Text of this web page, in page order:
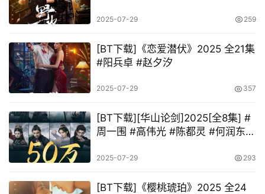
2025-07-29 259
[BT下载]《恋爱潜伏》2025 全21集
#阳兵卓 #赵夕汐
2025-07-29 357
[BT下载][华山论剑]2025[全8集] #
周一围 #高伟光 #陈都灵 #何润东 #
2025-07-29 293
[BT下载]《樱桃琥珀》2025 全24